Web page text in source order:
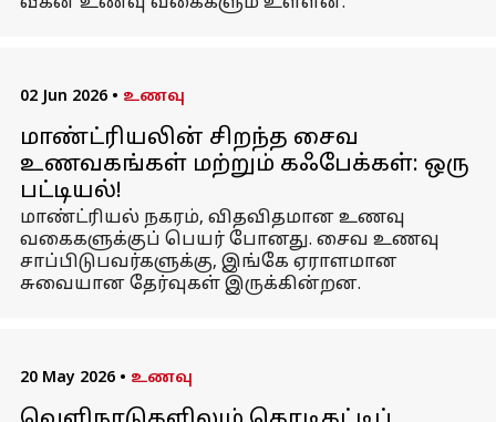
02 Jun 2026 • உணவு
மாண்ட்ரியலின் சிறந்த சைவ
உணவகங்கள் மற்றும் கஃபேக்கள்: ஒரு
பட்டியல்!
மாண்ட்ரியல் நகரம், விதவிதமான உணவு
வகைகளுக்குப் பெயர் போனது. சைவ உணவு
சாப்பிடுபவர்களுக்கு, இங்கே ஏராளமான
சுவையான தேர்வுகள் இருக்கின்றன.
20 May 2026 • உணவு